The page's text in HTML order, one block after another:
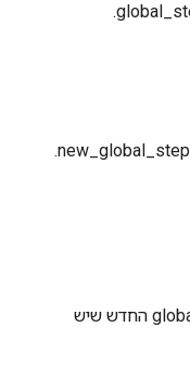
new_global_step: הערך global_step החדש שיש